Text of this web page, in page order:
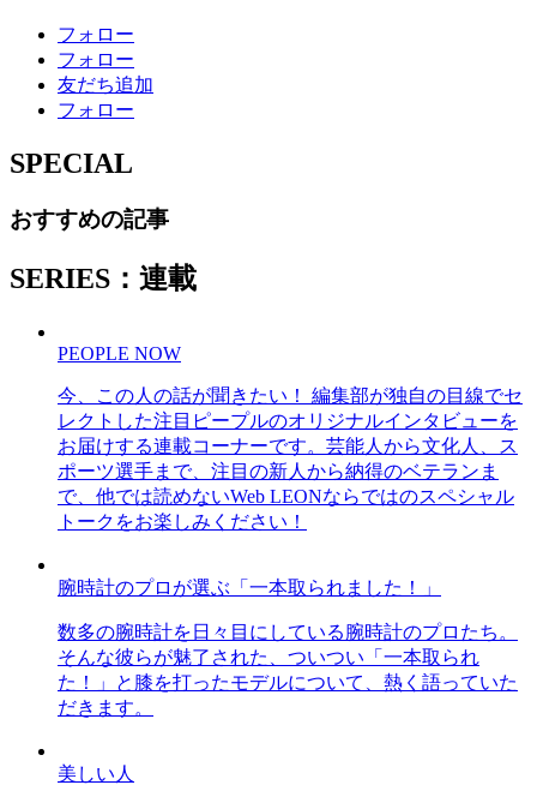
フォロー
フォロー
友だち追加
フォロー
SPECIAL
おすすめの記事
SERIES：連載
PEOPLE NOW
今、この人の話が聞きたい！ 編集部が独自の目線でセ
レクトした注目ピープルのオリジナルインタビューを
お届けする連載コーナーです。芸能人から文化人、ス
ポーツ選手まで、注目の新人から納得のベテランま
で、他では読めないWeb LEONならではのスペシャル
トークをお楽しみください！
腕時計のプロが選ぶ「一本取られました！」
数多の腕時計を日々目にしている腕時計のプロたち。
そんな彼らが魅了された、ついつい「一本取られ
た！」と膝を打ったモデルについて、熱く語っていた
だきます。
美しい人